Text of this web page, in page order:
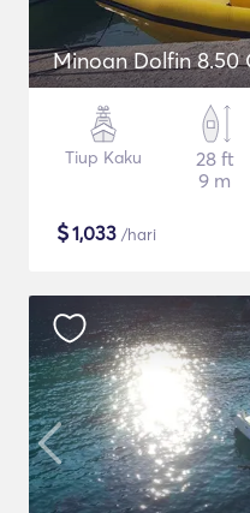
Minoan Dolfin 8.50
Tiup Kaku
28 ft
9 m
$1,033 /hari